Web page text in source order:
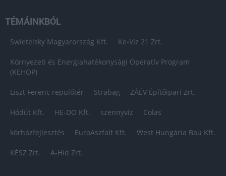
TÉMÁINKBÓL
Swietelsky Magyarország Kft. Ke-Víz 21 Zrt.
Környezeti és Energiahatékonysági Operatív Program
(KEHOP)
Liszt Ferenc repülőtér Strabag ZÁÉV Építőipari Zrt.
Hódút Kft. HE-DO Kft. szennyvíz Colas
kórházfejlesztés EuroAszfalt Kft. West Hungária Bau Kft.
KÉSZ Zrt. A-Híd Zrt.